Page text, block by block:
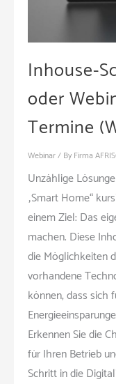
Inhouse-
oder
Termine
Webinar/ By Firma
Unzählige
„Smart Home“
einem Ziel: Das
machen. Diese
die Möglichkeiten
vorhandene
können, dass sich
Erkennen Sie die
für Ihren Betrieb
Schritt in die